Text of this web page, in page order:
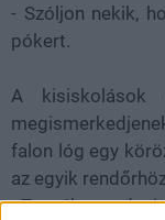
- Szóljon nekik,
pókert.
A kisiskolások
falon lóg egy
az egyik
- Tessék